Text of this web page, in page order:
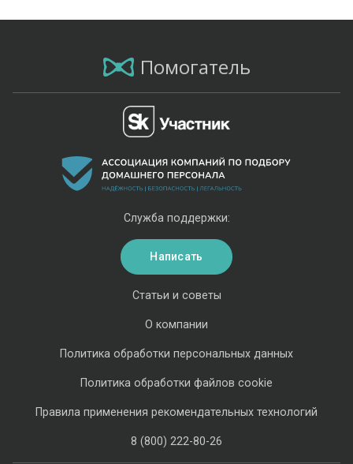
Помогатель
Статьи и советы
О компании
Политика обработки персональных данных
Политика обработки файлов cookie
Правила применения рекомендательных технологий
8 (800) 222-80-26
Служба поддержки:
Написать